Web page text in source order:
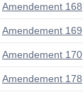
Amendement 168
Amendement 169
Amendement 170
Amendement 178